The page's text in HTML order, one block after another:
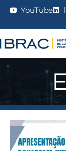
YouTube